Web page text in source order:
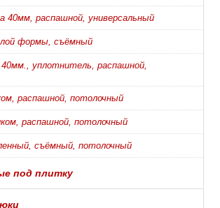
40мм, распашной, универсальный
формы, съёмный
уплотнитель, распашной,
распашной, потолочный
распашной, потолочный
съёмный, потолочный
под плитку